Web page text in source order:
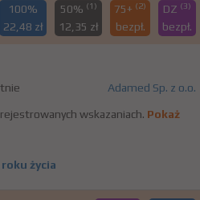
100%
22,48 zł
50% (1)
12,35 zł
75+ (2)
bezpł.
DZ (3)
bezpł.
Adamed Sp. z o.o.
wskazaniach. Pokaż
życia